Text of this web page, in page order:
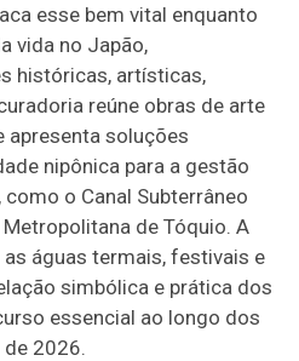
esse bem vital enquanto
vida no Japão,
históricas, artísticas,
reúne obras de arte
apresenta soluções
nipônica para a gestão
o Canal Subterrâneo
de Tóquio. A
águas termais, festivais e
simbólica e prática dos
essencial ao longo dos
2026.